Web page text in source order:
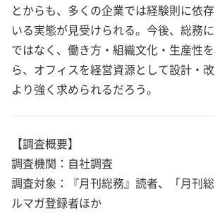
とからも、多くの企業では経験則に依
いる実態が見受けられる。今後、総務
ではなく、働き方・組織文化・生産性
ら、オフィスを経営資源として設計・
より強く求められるだろう。
【調査概要】
調査機関：自社調査
調査対象：『月刊総務』読者、「月刊
ルマガ登録者ほか